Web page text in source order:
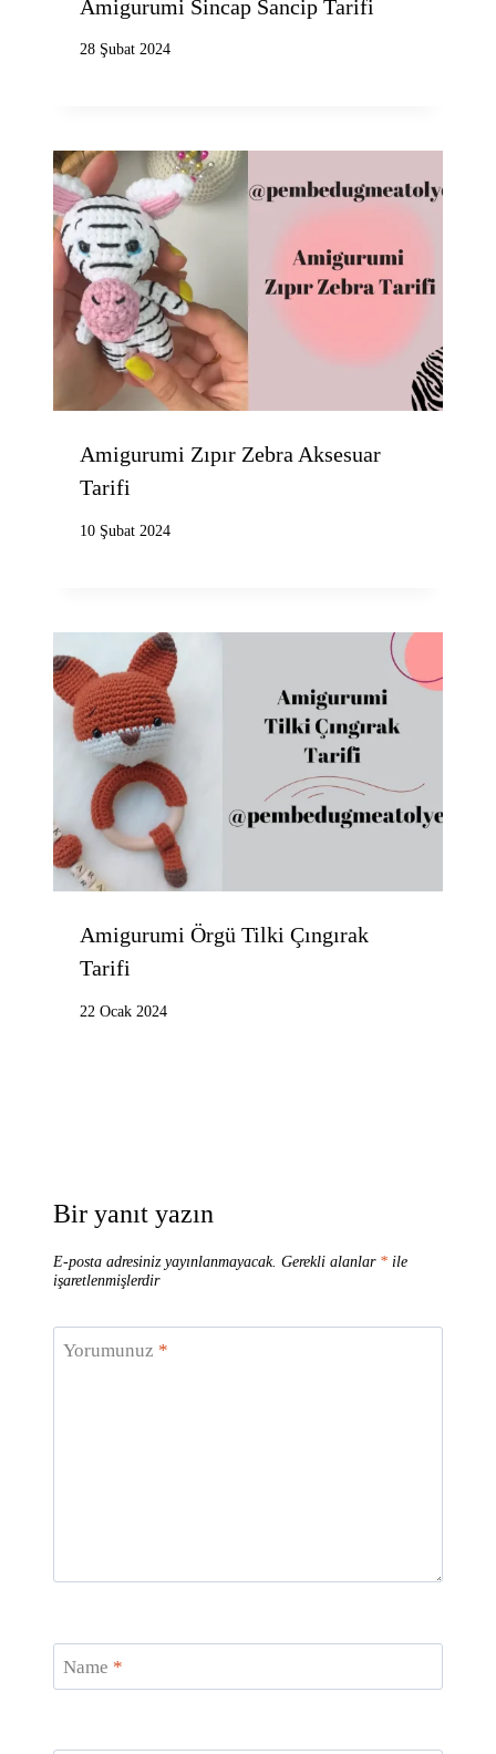
Amigurumi Sincap Sancip Tarifi
28 Şubat 2024
Amigurumi Zıpır Zebra Aksesuar
Tarifi
10 Şubat 2024
Amigurumi Örgü Tilki Çıngırak
Tarifi
22 Ocak 2024
Bir yanıt yazın
E-posta adresiniz yayınlanmayacak. Gerekli alanlar * ile
işaretlenmişlerdir
Yorumunuz *
Name *